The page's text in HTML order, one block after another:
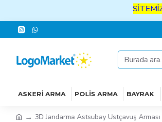
SİTEMİZE
ASKERI ARMA POLIS ARMA BAYRAK
3D Jandarma Astsubay Üstçavuş Arması